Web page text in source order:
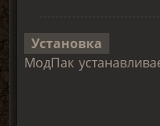
Установка
МодПак